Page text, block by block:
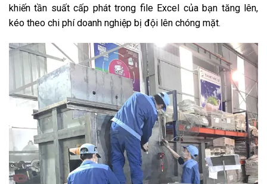
khiến tần suất cấp phát trong file Excel của bạn tăng lên,
kéo theo chi phí doanh nghiệp bị đội lên chóng mặt.